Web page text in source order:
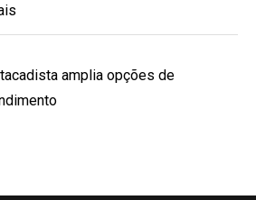
amplia opções de